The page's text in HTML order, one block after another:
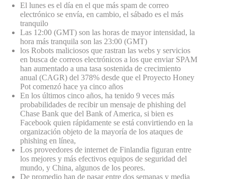
El lunes es el día en el que más spam de correo
electrónico se envía, en cambio, el sábado es el más
tranquilo
Las 12:00 (GMT) son las horas de mayor intensidad, la
hora más tranquila son las 23:00 (GMT)
los Robots maliciosos que rastran las webs y servicios
en busca de correos electrónicos a los que enviar SPAM
han aumentado a una tasa sostenida de crecimiento
anual (CAGR) del 378% desde que el Proyecto Honey
Pot comenzó hace ya cinco años
En los últimos cinco años, ha tenido 9 veces más
probabilidades de recibir un mensaje de phishing del
Chase Bank que del Bank of America, si bien es
Facebook quien rápidamente se está convirtiendo en la
organización objeto de la mayoría de los ataques de
phishing en línea,
Los proveedores de internet de Finlandia figuran entre
los mejores y más efectivos equipos de seguridad del
mundo, y China, algunos de los peores.
De promedio han de pasar entre dos semanas y media